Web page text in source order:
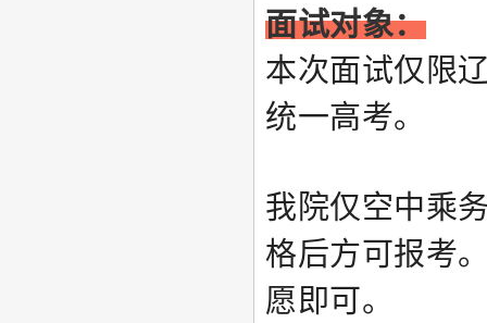
面试对象：
本次面试仅限
统一高考。
我院仅空中乘
格后方可报考
愿即可。